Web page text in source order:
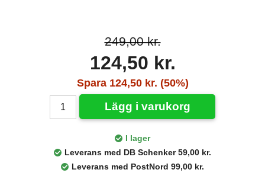
249,00 kr.
124,50 kr.
Spara 124,50 kr. (50%)
Lägg i varukorg
I lager
Leverans med DB Schenker 59,00 kr.
Leverans med PostNord 99,00 kr.